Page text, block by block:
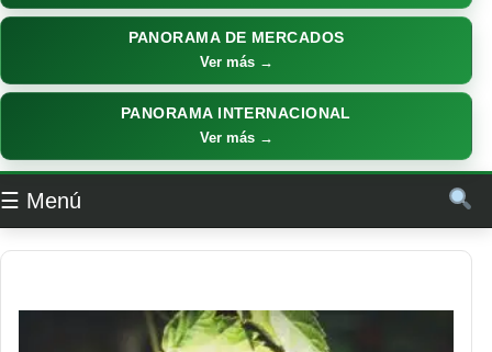
PANORAMA DE MERCADOS
Ver más →
PANORAMA INTERNACIONAL
Ver más →
☰ Menú